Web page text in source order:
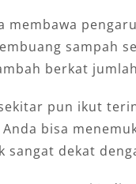
membawa
sampah
berkat
pun ikut
bisa
sangat dekat